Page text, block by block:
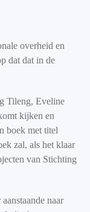
overheid en
dat dat in de
Tileng, Eveline
kijken en
boek met titel
zal, als het klaar
van Stichting
naar